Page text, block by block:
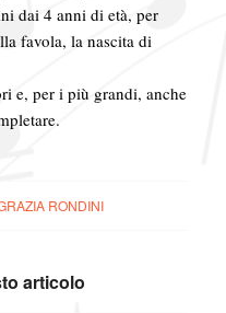
dai 4 anni di età, per
favola, la nascita di
e, per i più grandi, anche
RONDINI
articolo